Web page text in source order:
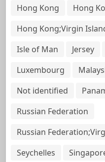
Hong Kong
Hong
Hong Kong;Virgin
Isle of Man
Jersey
Luxembourg
Not identified
Russian Federation
Russian
Seychelles